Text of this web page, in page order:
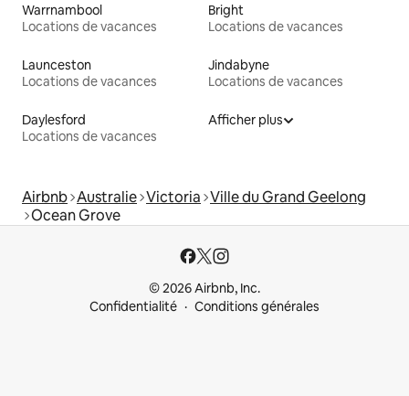
Warrnambool
Locations de vacances
Bright
Locations de vacances
Launceston
Locations de vacances
Jindabyne
Locations de vacances
Daylesford
Locations de vacances
Afficher plus
Airbnb Australie Victoria Ville du Grand Geelong
Ocean Grove
© 2026 Airbnb, Inc.
Confidentialité
Conditions générales